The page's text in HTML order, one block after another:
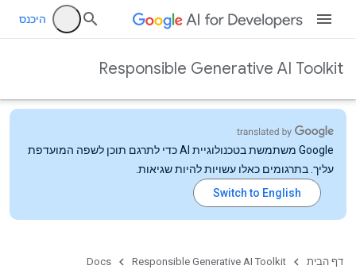
היכנס
Responsible Generative AI Toolkit
‫Google משתמשת בטכנולוגיית AI כדי לתרגם תוכן לשפה המועדפת
עליך. בתרגומים כאלו עשויות להיות שגיאות.
דף הבית Responsible Generative AI Toolkit
Docs